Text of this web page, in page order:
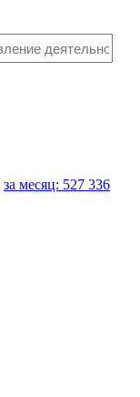
за месяц: 527 336